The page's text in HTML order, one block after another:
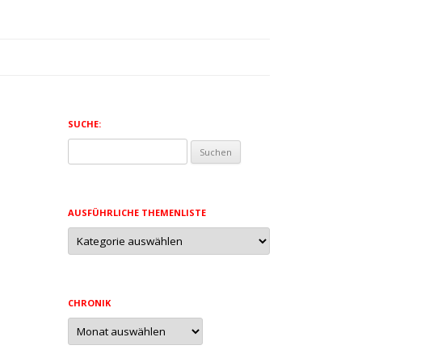
SUCHE:
nach:
AUSFÜHRLICHE THEMENLISTE
Ausführliche
Themenliste
CHRONIK
Chronik